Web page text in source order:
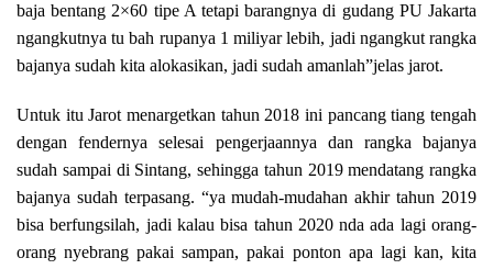
baja bentang 2×60 tipe A tetapi barangnya di gudang PU Jakarta
ngangkutnya tu bah rupanya 1 miliyar lebih, jadi ngangkut rangka
bajanya sudah kita alokasikan, jadi sudah amanlah”jelas jarot.
Untuk itu Jarot menargetkan tahun 2018 ini pancang tiang tengah
dengan fendernya selesai pengerjaannya dan rangka bajanya
sudah sampai di Sintang, sehingga tahun 2019 mendatang rangka
bajanya sudah terpasang. “ya mudah-mudahan akhir tahun 2019
bisa berfungsilah, jadi kalau bisa tahun 2020 nda ada lagi orang-
orang nyebrang pakai sampan, pakai ponton apa lagi kan, kita